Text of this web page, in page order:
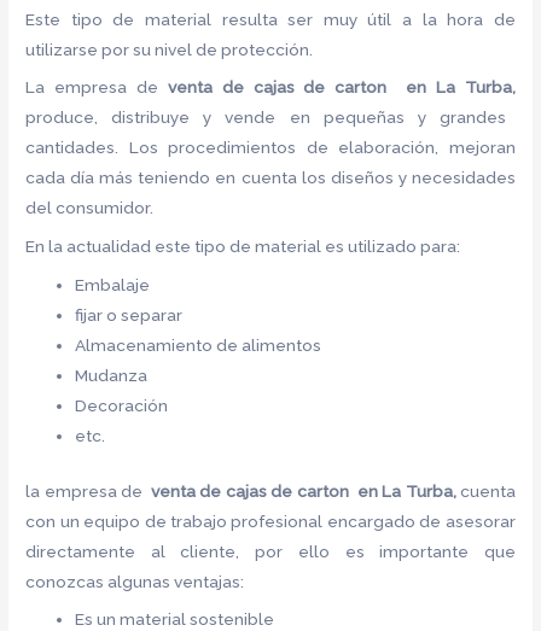
Este tipo de material resulta ser muy útil a la hora de
utilizarse por su nivel de protección.
La empresa de venta de cajas de carton en La Turba,
produce, distribuye y vende en pequeñas y grandes
cantidades. Los procedimientos de elaboración, mejoran
cada día más teniendo en cuenta los diseños y necesidades
del consumidor.
En la actualidad este tipo de material es utilizado para:
Embalaje
fijar o separar
Almacenamiento de alimentos
Mudanza
Decoración
etc.
la empresa de venta de cajas de carton en La Turba,cuenta
con un equipo de trabajo profesional encargado de asesorar
directamente al cliente, por ello es importante que
conozcas algunas ventajas:
Es un material sostenible